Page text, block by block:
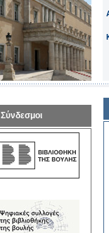
Σύνδεσμοι